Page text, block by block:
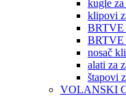
kugle
klipovi
BRTVE
nosač
alati za
štapovi
VOLANSKI